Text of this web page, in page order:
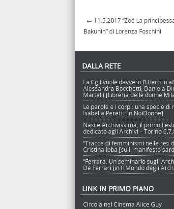
Post navigation
← 11.5.2017 “Zoé La
Bakunin” di Lorenza Foschini
DALLA RETE
La Cgil vuole davvero l’Utero in
Alessandra Bocchetti, Daniela
Martelli [Libreria delle donne
Le parole e i corpi: una specie di
Isabella Peretti [in NoiDonne]
Nasce Archivissima, il primo
dedicato agli Archivi – Torino
“Tracce di femminismi nelle reti
Cristina Ibba [su il manifesto
“Ferrara. Un seminario sugli
De Ferrari [in Il Mondo degli
LINK IN PRIMO PIANO
Circola nel Cinema Alice Guy